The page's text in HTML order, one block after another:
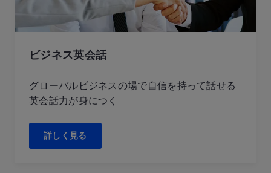
ビジネス英会話
グローバルビジネスの場で自信を持って話せる
英会話力が身につく
詳しく見る